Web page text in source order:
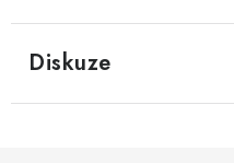
Diskuze